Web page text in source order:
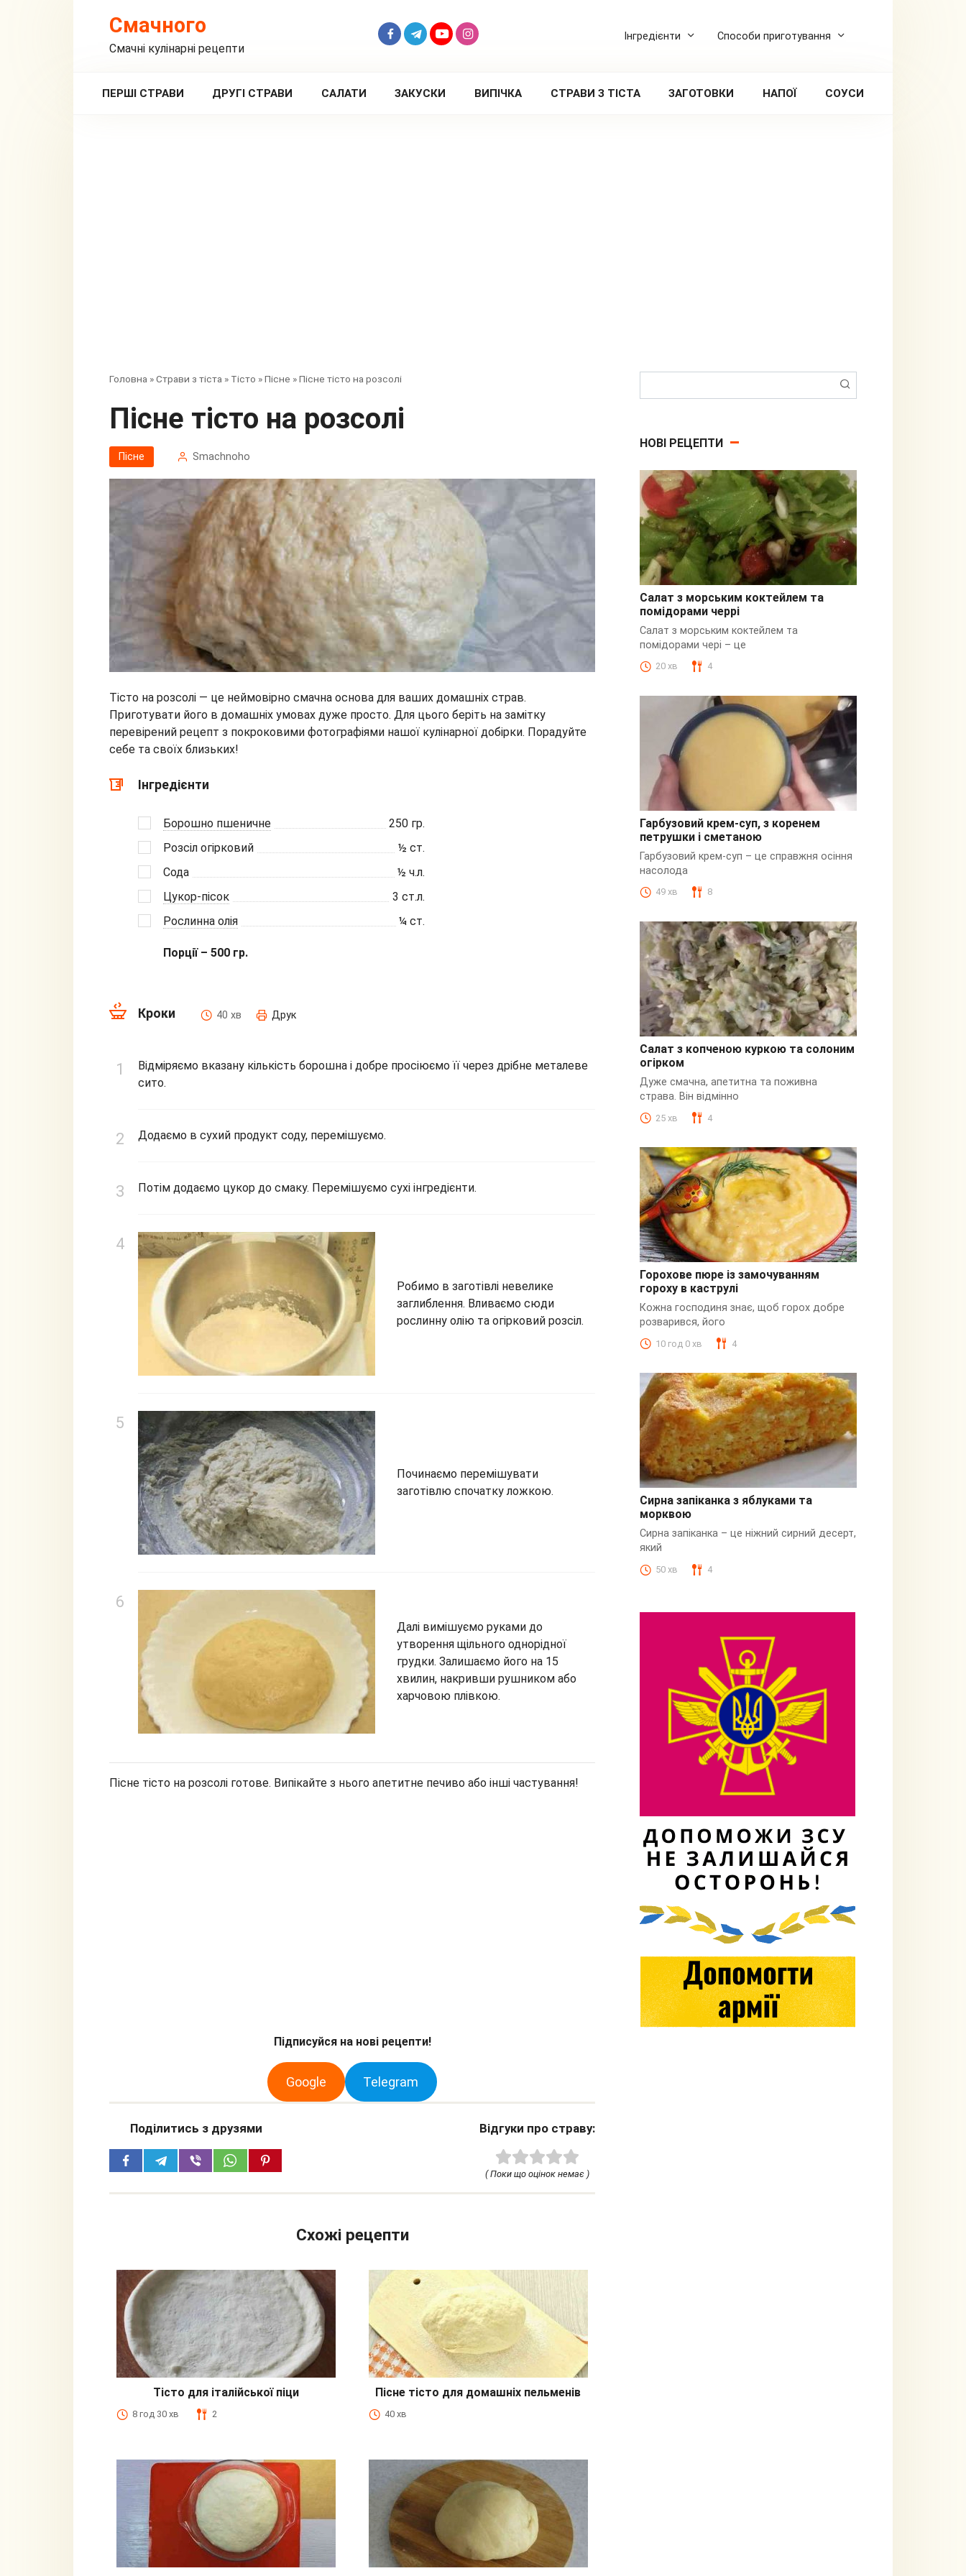
Смачного
Смачні кулінарні рецепти
Інгредієнти Способи приготування
ПЕРШІ СТРАВИ ДРУГІ СТРАВИ САЛАТИ ЗАКУСКИ ВИПІЧКА СТРАВИ З ТІСТА ЗАГОТОВКИ НАПОЇ СОУСИ
Головна »Страви з тіста » Тісто »Пісне »Пісне тісто на розсолі
Пісне тісто на розсолі
Пісне Smachnoho
Тісто на розсолі — це неймовірно смачна основа для ваших домашніх страв.
Приготувати його в домашніх умовах дуже просто. Для цього беріть на замітку
перевірений рецепт з покроковими фотографіями нашої кулінарної добірки. Порадуйте
себе та своїх близьких!
Інгредієнти
Борошно пшеничне 250 гр.
Розсіл огірковий
½ ст.
Сода
½ ч.л.
Цукор-пісок
3 ст.л.
Рослинна олія
¼ ст.
Порції – 500 гр.
Кроки 40 хв Друк
Відміряємо вказану кількість борошна і добре просіюємо її через дрібне металеве
сито.
Додаємо в сухий продукт соду, перемішуємо.
Потім додаємо цукор до смаку. Перемішуємо сухі інгредієнти.
Робимо в заготівлі невелике
заглиблення. Вливаємо сюди
рослинну олію та огірковий розсіл.
Починаємо перемішувати
заготівлю спочатку ложкою.
Далі вимішуємо руками до
утворення щільного однорідної
грудки. Залишаємо його на 15
хвилин, накривши рушником або
харчовою плівкою.
Пісне тісто на розсолі готове. Випікайте з нього апетитне печиво або інші частування!
Підписуйся на нові рецепти!
Google Telegram
Поділитись з друзями Відгуки про страву:
( Поки що оцінок немає )
Схожі рецепти
Тісто для італійської піци
8 год 30 хв 2
Пісне тісто для домашніх пельменів
40 хв
НОВІ РЕЦЕПТИ
З кальмарами
Салат з морським коктейлем та
помідорами черрі
Салат з морським коктейлем та
помідорами чері – це
20 хв 4
Гарбузовий
Гарбузовий крем-суп, з коренем
петрушки і сметаною
Гарбузовий крем-суп – це справжня осіння
насолода
49 хв 8
З куркою
Салат з копченою куркою та солоним
огірком
Дуже смачна, апетитна та поживна
страва. Він відмінно
25 хв 4
Пюре
Горохове пюре із замочуванням
гороху в каструлі
Кожна господиня знає, щоб горох добре
розварився, його
10 год 0 хв 4
Сирна
Сирна запіканка з яблуками та
морквою
Сирна запіканка – це ніжний сирний десерт,
який
50 хв 4